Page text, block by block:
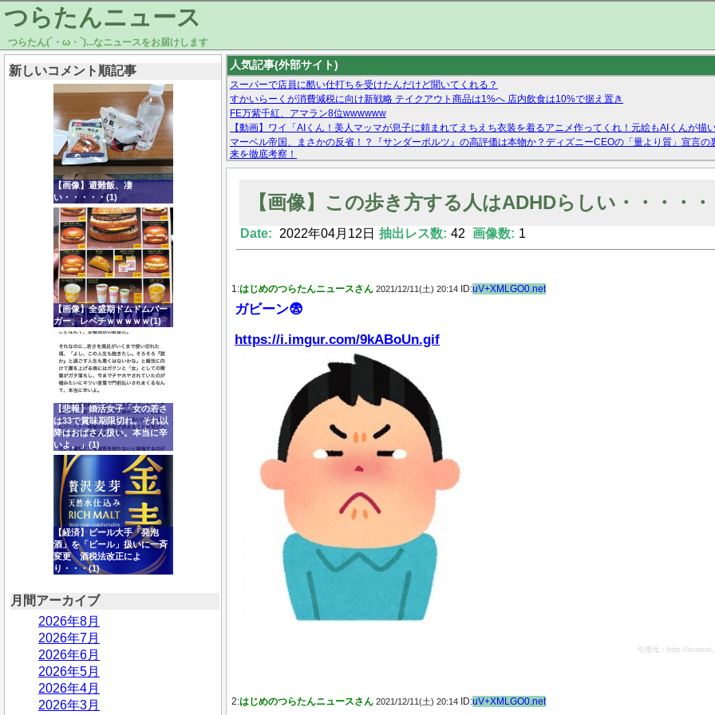
つらたんニュース
つらたん(´・ω・`)...なニュースをお届けします
新しいコメント順記事
【画像】避難飯、凄
い・・・・・(1)
【画像】全盛期ドムドムバー
ガー、レベチｗｗｗｗｗ(1)
【悲報】婚活女子「女の若さ
は33で賞味期限切れ。それ以
降はおばさん扱い。本当に辛
いよ。」(1)
【経済】ビール大手「発泡
酒」を「ビール」扱いに一斉
変更 酒税法改正によ
り・・・(1)
月間アーカイブ
2026年8月
2026年7月
2026年6月
2026年5月
2026年4月
2026年3月
人気記事(外部サイト)
スーパーで店員に酷い仕打ちを受けたんだけど聞いてくれる？
すかいらーくが消費減税に向け新戦略 テイクアウト商品は1%へ 店内飲食は10%で据え置き
FE万紫千紅、アマラン8位wwwwww
【動画】ワイ「AIくん！美人マッマが息子に頼まれてえちえち衣装を着るアニメ作ってくれ！元絵もAIくんが描
マーベル帝国、まさかの反省！？『サンダーボルツ』の高評価は本物か？ディズニーCEOの「量より質」宣言
来を徹底考察！
【モー娘。石田亜佑美】ファーストテイク出演も新規獲得ならず？北川莉央が1位に
【画像】この歩き方する人はADHDらしい・・・・・
Date: 2022年04月12日 抽出レス数: 42 画像数: 1
1:はじめのつらたんニュースさん 2021/12/11(土) 20:14 ID:uV+XMLGO0.net
ガビーン😨
https://i.imgur.com/9kABoUn.gif
引用元：http://
2:はじめのつらたんニュースさん 2021/12/11(土) 20:14 ID:uV+XMLGO0.net